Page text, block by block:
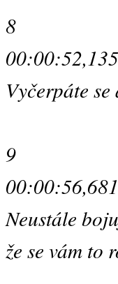
8
Vyčerpáte
9
Neustále
že se vám to